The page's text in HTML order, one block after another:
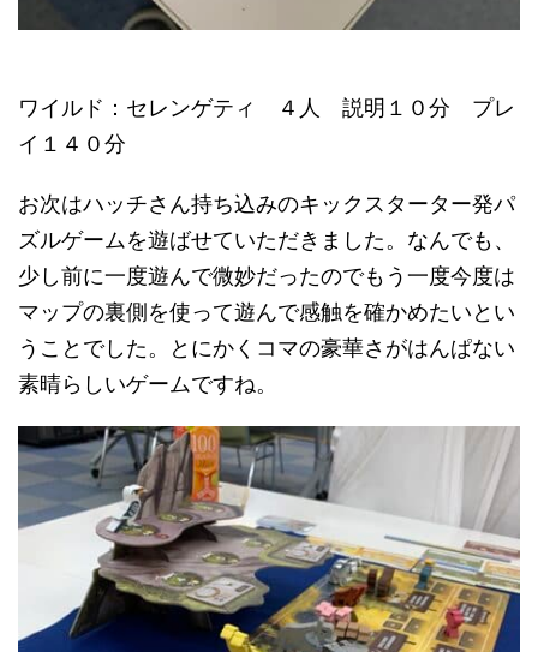
ワイルド：セレンゲティ ４人 説明１０分 プレ
イ１４０分
お次はハッチさん持ち込みのキックスターター発パ
ズルゲームを遊ばせていただきました。なんでも、
少し前に一度遊んで微妙だったのでもう一度今度は
マップの裏側を使って遊んで感触を確かめたいとい
うことでした。とにかくコマの豪華さがはんぱない
素晴らしいゲームですね。